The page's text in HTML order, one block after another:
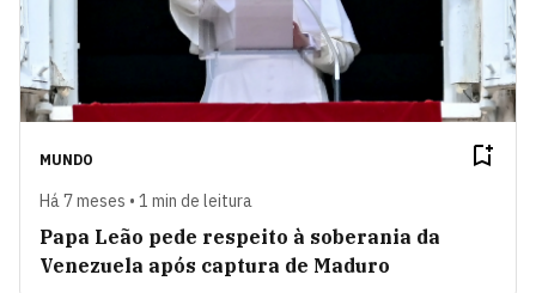
MUNDO
Há 7 meses • 1 min de leitura
Papa Leão pede respeito à soberania da
Venezuela após captura de Maduro